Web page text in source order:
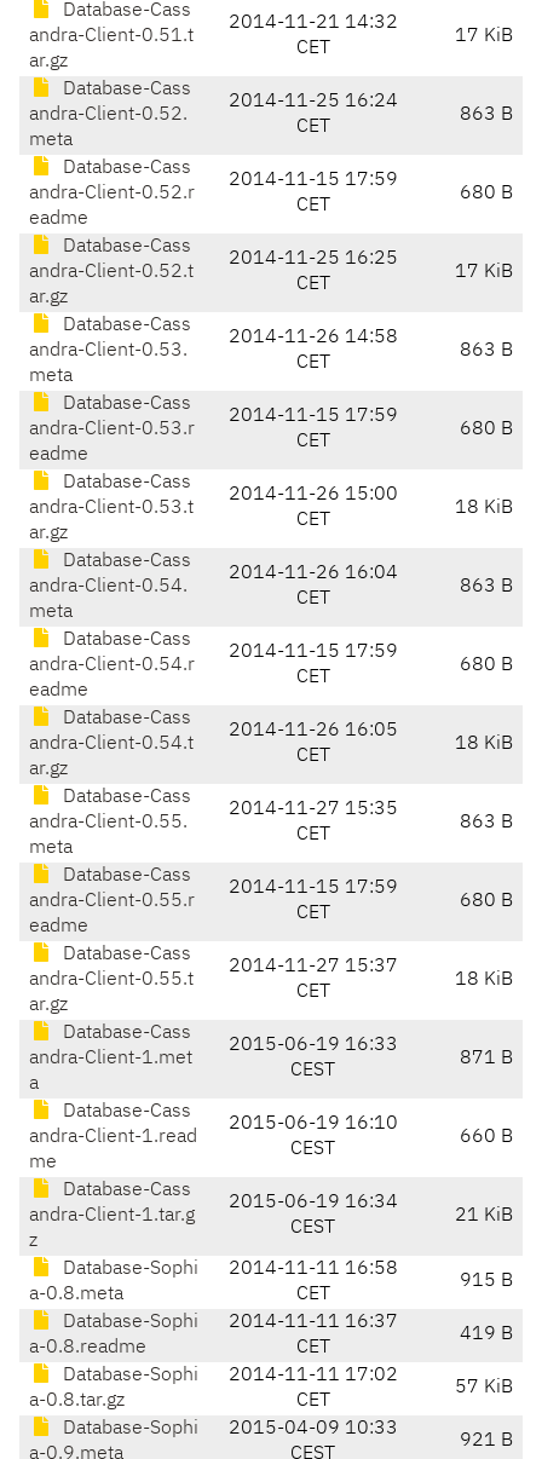
Database-Cass
andra-Client-0.51.t
ar.gz
2014-11-21 14:32
CET
17 KiB
Database-Cass
andra-Client-0.52.
meta
2014-11-25 16:24
CET
863 B
Database-Cass
andra-Client-0.52.r
eadme
2014-11-15 17:59
CET
680 B
Database-Cass
andra-Client-0.52.t
ar.gz
2014-11-25 16:25
CET
17 KiB
Database-Cass
andra-Client-0.53.
meta
2014-11-26 14:58
CET
863 B
Database-Cass
andra-Client-0.53.r
eadme
2014-11-15 17:59
CET
680 B
Database-Cass
andra-Client-0.53.t
ar.gz
2014-11-26 15:00
CET
18 KiB
Database-Cass
andra-Client-0.54.
meta
2014-11-26 16:04
CET
863 B
Database-Cass
andra-Client-0.54.r
eadme
2014-11-15 17:59
CET
680 B
Database-Cass
andra-Client-0.54.t
ar.gz
2014-11-26 16:05
CET
18 KiB
Database-Cass
andra-Client-0.55.
meta
2014-11-27 15:35
CET
863 B
Database-Cass
andra-Client-0.55.r
eadme
2014-11-15 17:59
CET
680 B
Database-Cass
andra-Client-0.55.t
ar.gz
2014-11-27 15:37
CET
18 KiB
Database-Cass
andra-Client-1.met
a
2015-06-19 16:33
CEST
871 B
Database-Cass
andra-Client-1.read
me
2015-06-19 16:10
CEST
660 B
Database-Cass
andra-Client-1.tar.g
z
2015-06-19 16:34
CEST
21 KiB
Database-Sophi
a-0.8.meta
2014-11-11 16:58
CET
915 B
Database-Sophi
a-0.8.readme
2014-11-11 16:37
CET
419 B
Database-Sophi
a-0.8.tar.gz
2014-11-11 17:02
CET
57 KiB
Database-Sophi
a-0.9.meta
2015-04-09 10:33
CEST
921 B